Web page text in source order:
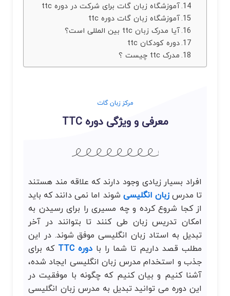
آموزشگاه زبان گات برای شرکت در دوره ttc
آموزشگاه زبان گات دوره ttc
آیا مدرک زبان ttc بین المللی است؟
دوره کودکان ttc
مدرک ttc چیست ؟
مرکز زبان گات
معرفی و ویژگی دوره TTC
افراد بسیار زیادی وجود دارند که علاقه مند هستند
تا مدرسزبان انگلیسی شوند اما نمی دانند که باید
از کجا شروع کرده و چه مسیری را برای رسیدن به
امکان تدریس زبان طی کنند تا بتوانند در آخر
تبدیل به استاد زبان انگلیسی موفق شوند. در این
مطلب قصد داریم تا شما را با دوره TTC
که برای
جذب و استخدام مدرس زبان انگلیسی ایجاد شده،
آشنا کنیم و بیان کنیم که چگونه با موفقیت در
این دوره می توانید تبدیل به مدرس زبان انگلیسی